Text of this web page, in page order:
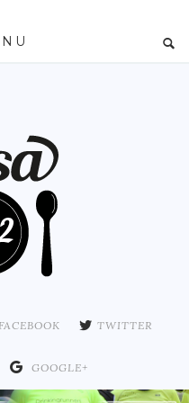
FACEBOOK TWITTER
GOOGLE+